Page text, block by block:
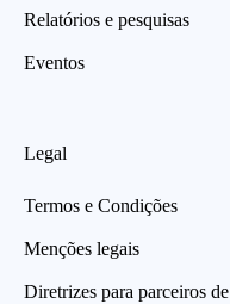
Relatórios e pesquisas
Eventos
Legal
Termos e Condições
Menções legais
Diretrizes para parceiros de